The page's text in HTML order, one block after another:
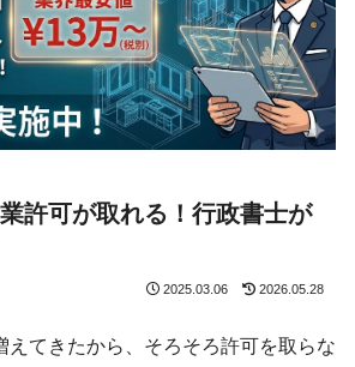
許可が取れる！行政書士が
2025.03.06 2026.05.28
えてきたから、そろそろ許可を取らな